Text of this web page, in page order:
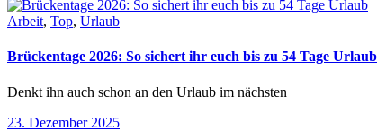
Arbeit, Top, Urlaub
Brückentage 2026: So sichert ihr euch bis zu 54 Tage Urlaub
Denkt ihn auch schon an den Urlaub im nächsten
23. Dezember 2025